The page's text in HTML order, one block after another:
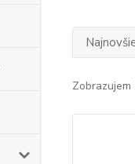
Zobrazujem